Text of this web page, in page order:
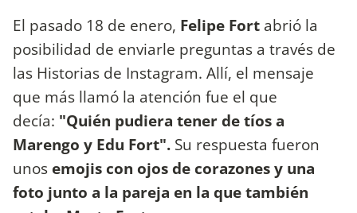
El pasado 18 de enero, Felipe Fort abrió la
posibilidad de enviarle preguntas a través de
las Historias de Instagram. Allí, el mensaje
que más llamó la atención fue el que
decía: "Quién pudiera tener de tíos a
Marengo y Edu Fort". Su respuesta fueron
unos emojis con ojos de corazones y una
foto junto a la pareja en la que también